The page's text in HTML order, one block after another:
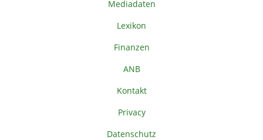
Mediadaten
Lexikon
Finanzen
ANB
Kontakt
Privacy
Datenschutz